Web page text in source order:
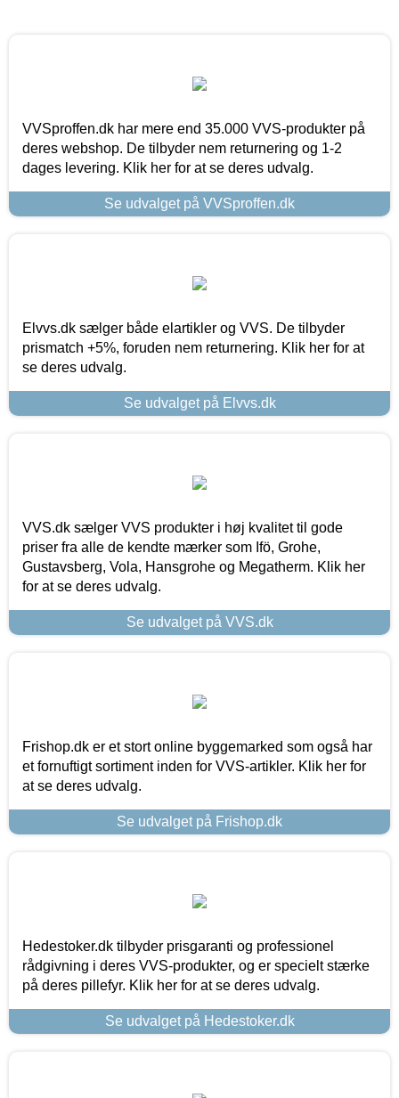
VVSproffen.dk har mere end 35.000 VVS-produkter på
deres webshop. De tilbyder nem returnering og 1-2
dages levering. Klik her for at se deres udvalg.
Se udvalget på VVSproffen.dk
Elvvs.dk sælger både elartikler og VVS. De tilbyder
prismatch +5%, foruden nem returnering. Klik her for at
se deres udvalg.
Se udvalget på Elvvs.dk
VVS.dk sælger VVS produkter i høj kvalitet til gode
priser fra alle de kendte mærker som Ifö, Grohe,
Gustavsberg, Vola, Hansgrohe og Megatherm. Klik her
for at se deres udvalg.
Se udvalget på VVS.dk
Frishop.dk er et stort online byggemarked som også har
et fornuftigt sortiment inden for VVS-artikler. Klik her for
at se deres udvalg.
Se udvalget på Frishop.dk
Hedestoker.dk tilbyder prisgaranti og professionel
rådgivning i deres VVS-produkter, og er specielt stærke
på deres pillefyr. Klik her for at se deres udvalg.
Se udvalget på Hedestoker.dk